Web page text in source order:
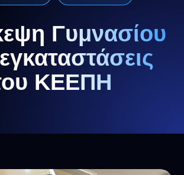
Γυμνασίου
ΚΕΕΠΗ